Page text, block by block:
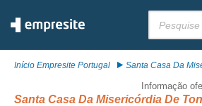
Início Empresite Portugal Santa Casa Da
Informação
Santa Casa Da Misericórdia De